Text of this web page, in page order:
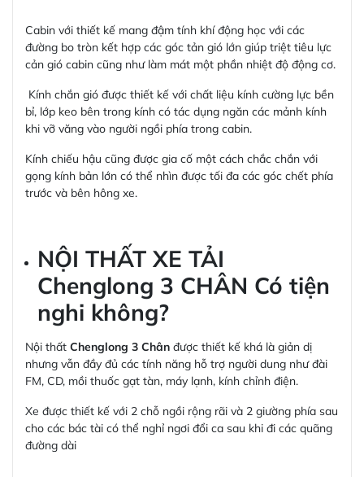
Cabin với thiết kế mang đậm tính khí động học với các
đường bo tròn kết hợp các góc tản gió lớn giúp triệt tiêu lực
cản gió cabin cũng như làm mát một phần nhiệt độ động cơ.
Kính chắn gió được thiết kế với chất liệu kính cường lực bền
bỉ, lớp keo bên trong kính có tác dụng ngăn các mảnh kính
khi vỡ văng vào người ngồi phía trong cabin.
Kính chiếu hậu cũng được gia cố một cách chắc chắn với
gọng kính bản lớn có thể nhìn được tối đa các góc chết phía
trước và bên hông xe.
NỘI THẤT XE TẢI
Chenglong 3 CHÂN Có tiện
nghi không?
Nội thất Chenglong 3 Chân được thiết kế khá là giản dị
nhưng vẫn đầy đủ các tính năng hỗ trợ người dung như đài
FM, CD, mồi thuốc gạt tàn, máy lạnh, kính chỉnh điện.
Xe được thiết kế với 2 chỗ ngồi rộng rãi và 2 giường phía sau
cho các bác tài có thể nghỉ ngơi đổi ca sau khi đi các quãng
đường dài